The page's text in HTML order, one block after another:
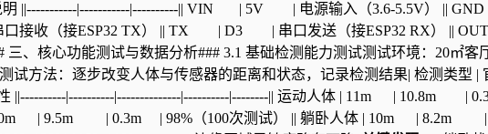
说明 ||-----------|-----------|----------|| VIN | 5V | 电源输入（3.6-5.5V） ||
（接ESP32 TX） || TX | D3 | 串口发送（接ESP32 RX） ||
、核心功能测试与数据分析### 3.1 基础检测能力测试测试环境：20㎡客
试方法：逐步改变人体与传感器的距离和状态，记录检测结果| 检测类型 |
||----------|----------|--------------|----------|--------|| 运动人体 | 11m | 10.8m |
| 10m | 9.5m | 0.3m | 98%（100次测试） || 躺卧人体 | 10m | 8.2m